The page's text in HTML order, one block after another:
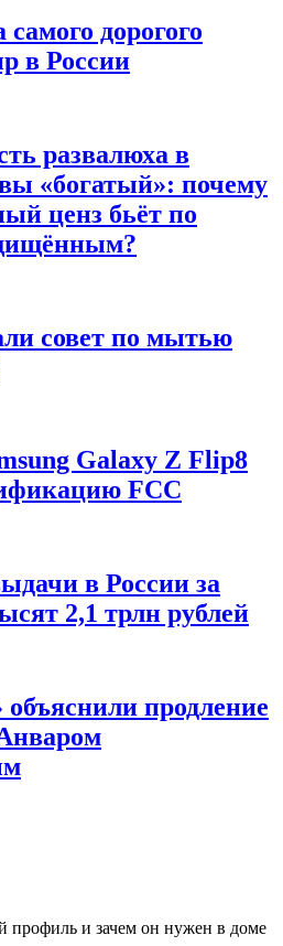
дорогого
в России
развалюха в
«богатый»: почему
ценз бьёт по
совет по мытью
Galaxy Z Flip8
FCC
в России за
2,1 трлн рублей
продление
профиль и зачем он нужен в доме